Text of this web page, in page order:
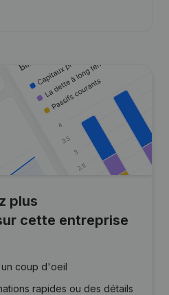
plus
cette entreprise
un coup d'oeil
rapides ou des détails